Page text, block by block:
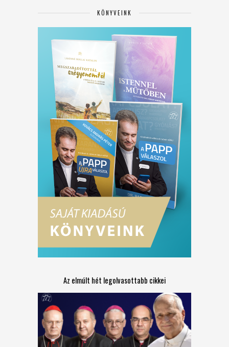
KÖNYVEINK
Az elmúlt hét legolvasottabb cikkei